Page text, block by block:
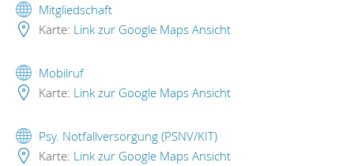
Mitgliedschaft
Karte: Link zur Google Maps Ansicht
Mobilruf
Karte: Link zur Google Maps Ansicht
Psy. Notfallversorgung (PSNV/KIT)
Karte: Link zur Google Maps Ansicht